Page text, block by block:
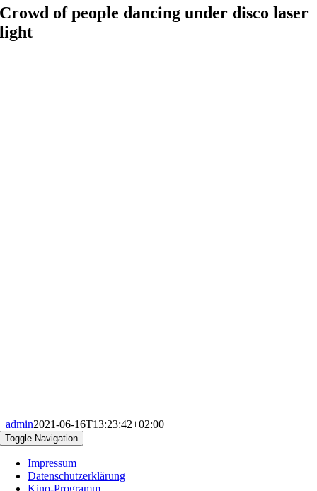
Crowd of people dancing under disco laser
light
admin2021-06-16T13:23:42+02:00
Toggle Navigation
Impressum
Datenschutzerklärung
Kino-Programm